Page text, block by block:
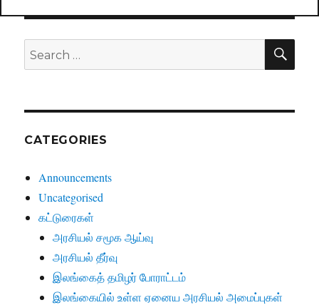
Search
for:
CATEGORIES
Announcements
Uncategorised
கட்டுரைகள்
அரசியல் சமூக ஆய்வு
அரசியல் தீர்வு
இலங்கைத் தமிழர் போராட்டம்
இலங்கையில் உள்ள ஏனைய அரசியல் அமைப்புகள்